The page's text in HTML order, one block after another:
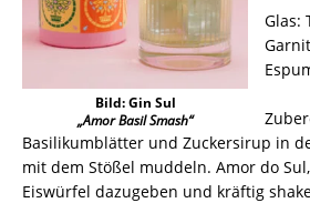
Bild: Gin Sul
„Amor Basil Smash“
Glas:
Basilikumblätter und Zuckersirup in
mit dem Stößel muddeln. Amor do
Eiswürfel dazugeben und kräftig